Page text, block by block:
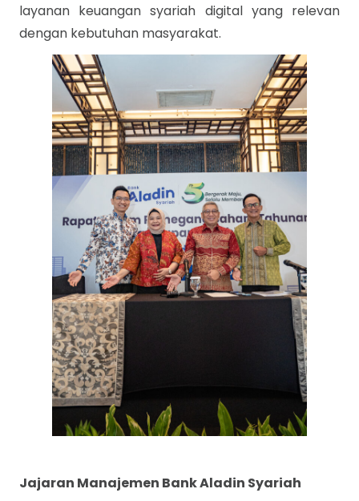
layanan keuangan syariah digital yang relevan
dengan kebutuhan masyarakat.
Jajaran Manajemen Bank Aladin Syariah